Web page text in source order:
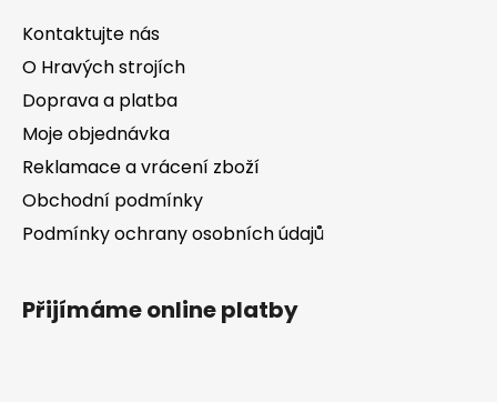
Kontaktujte nás
O Hravých strojích
Doprava a platba
Moje objednávka
Reklamace a vrácení zboží
Obchodní podmínky
Podmínky ochrany osobních údajů
Přijímáme online platby